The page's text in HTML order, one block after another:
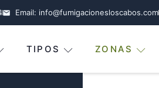
Email: info@fumigacionesloscabos.com
TIPOS ZONAS